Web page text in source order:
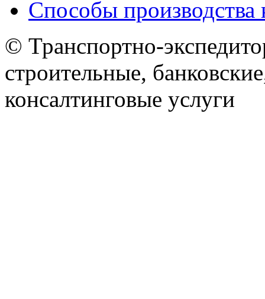
Способы производства
© Транспортно-
строительные,
консалтинговые услуги